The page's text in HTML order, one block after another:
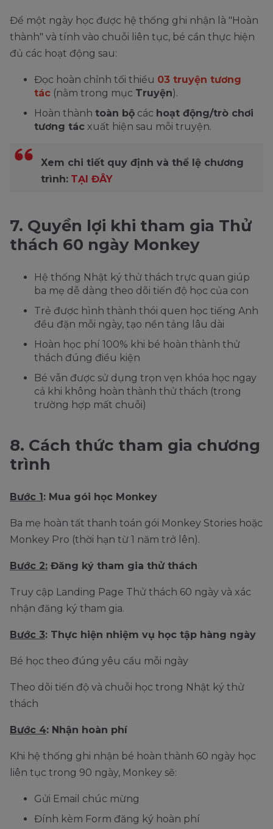
Để một ngày học được hệ thống ghi nhận là "Hoàn
thành" và tính vào chuỗi liên tục, bé cần thực hiện
đủ các hoạt động sau:
Đọc hoàn chỉnh tối thiểu 03 truyện tương
tác (nằm trong mục Truyện).
Hoàn thành toàn bộ các hoạt động/trò chơi
tương tác xuất hiện sau mỗi truyện.
Xem chi tiết quy định và thể lệ chương
trình: TẠI ĐÂY
7. Quyền lợi khi tham gia Thử
thách 60 ngày Monkey
Hệ thống Nhật ký thử thách trực quan giúp
ba mẹ dễ dàng theo dõi tiến độ học của con
Trẻ được hình thành thói quen học tiếng Anh
đều đặn mỗi ngày, tạo nền tảng lâu dài
Hoàn học phí 100% khi bé hoàn thành thử
thách đúng điều kiện
Bé vẫn được sử dụng trọn vẹn khóa học ngay
cả khi không hoàn thành thử thách (trong
trường hợp mất chuỗi)
8. Cách thức tham gia chương
trình
Bước 1 : Mua gói học Monkey
Ba mẹ hoàn tất thanh toán gói Monkey Stories hoặc
Monkey Pro (thời hạn từ 1 năm trở lên).
Bước 2: Đăng ký tham gia thử thách
Truy cập Landing Page Thử thách 60 ngày và xác
nhận đăng ký tham gia.
Bước 3: Thực hiện nhiệm vụ học tập hàng ngày
Bé học theo đúng yêu cầu mỗi ngày
Theo dõi tiến độ và chuỗi học trong Nhật ký thử
thách
Bước 4: Nhận hoàn phí
Khi hệ thống ghi nhận bé hoàn thành 60 ngày học
liên tục trong 90 ngày, Monkey sẽ:
Gửi Email chúc mừng
Đính kèm Form đăng ký hoàn phí